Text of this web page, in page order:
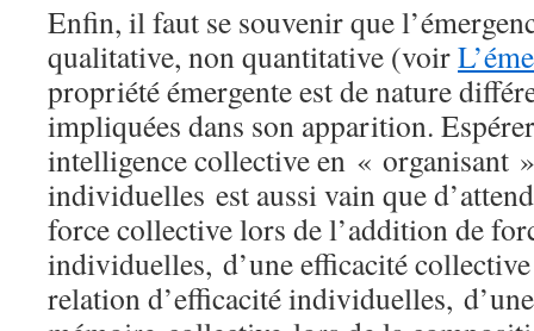
Enfin, il faut se souvenir que
qualitative, non quantitative (voir
propriété émergente est de nature
impliquées dans son apparition.
intelligence collective en « organisant
individuelles est aussi vain que
force collective lors de l’addition de
individuelles, d’une efficacité
relation d’efficacité individuelles, d’une